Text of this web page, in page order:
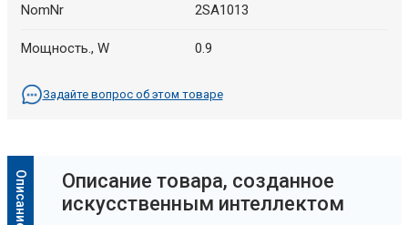
NomNr 2SA1013
Мощность., W 0.9
Задайте вопрос об этом товаре
Oписание товара, созданное
искусственным интеллектом